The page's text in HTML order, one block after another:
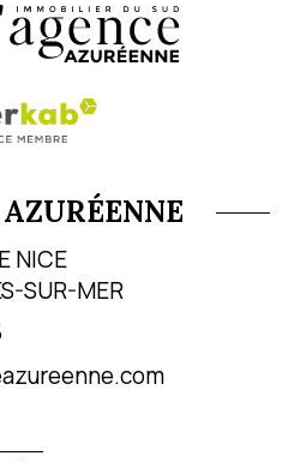
NICE
SUR-MER